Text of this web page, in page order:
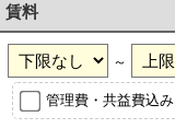
賃料
～
管理費・共益費込み